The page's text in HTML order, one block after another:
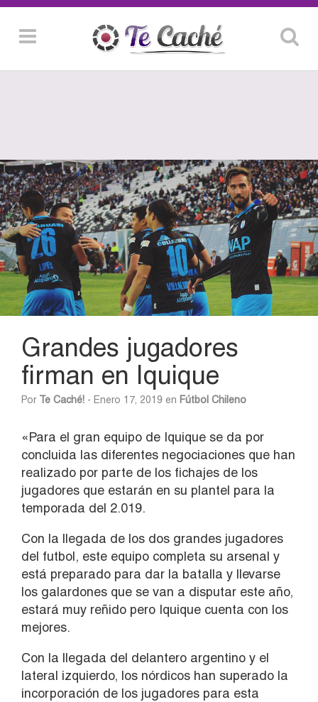
Grandes jugadores
firman en Iquique
Por Te Caché! - Enero 17, 2019 en Fútbol Chileno
«Para el gran equipo de Iquique se da por
concluida las diferentes negociaciones que han
realizado por parte de los fichajes de los
jugadores que estarán en su plantel para la
temporada del 2.019.
Con la llegada de los dos grandes jugadores
del futbol, este equipo completa su arsenal y
está preparado para dar la batalla y llevarse
los galardones que se van a disputar este año,
estará muy reñido pero Iquique cuenta con los
mejores.
Con la llegada del delantero argentino y el
lateral izquierdo, los nórdicos han superado la
incorporación de los jugadores para esta